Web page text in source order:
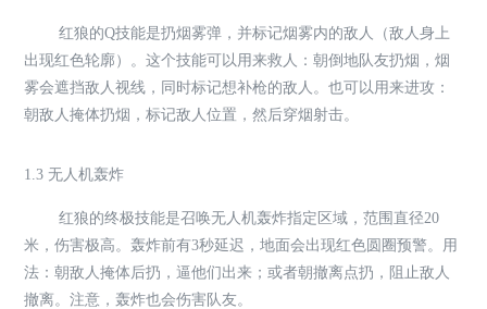
红狼的Q技能是扔烟雾弹，并标记烟雾内的敌人（敌人身上
出现红色轮廓）。这个技能可以用来救人：朝倒地队友扔烟，烟
雾会遮挡敌人视线，同时标记想补枪的敌人。也可以用来进攻：
朝敌人掩体扔烟，标记敌人位置，然后穿烟射击。
1.3 无人机轰炸
红狼的终极技能是召唤无人机轰炸指定区域，范围直径20
米，伤害极高。轰炸前有3秒延迟，地面会出现红色圆圈预警。用
法：朝敌人掩体后扔，逼他们出来；或者朝撤离点扔，阻止敌人
撤离。注意，轰炸也会伤害队友。